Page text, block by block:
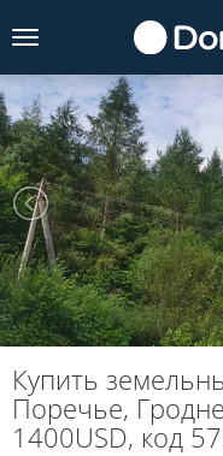
Купить
Поречье,
1400USD, код